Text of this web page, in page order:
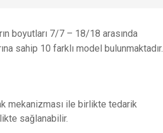
boyutları 7/7 – 18/18 arasında
sahip 10 farklı model bulunmaktadır.
mekanizması ile birlikte tedarik
sağlanabilir.